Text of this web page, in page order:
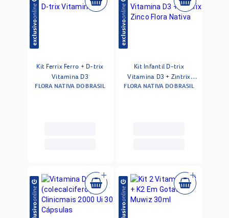
Kit Ferrix Ferro + D-trix
Vitamina D3
FLORA NATIVA DO BRASIL
Kit Infantil D-trix
Vitamina D3 + Zintrix
Zinco Flora Nativa
FLORA NATIVA DO BRASIL